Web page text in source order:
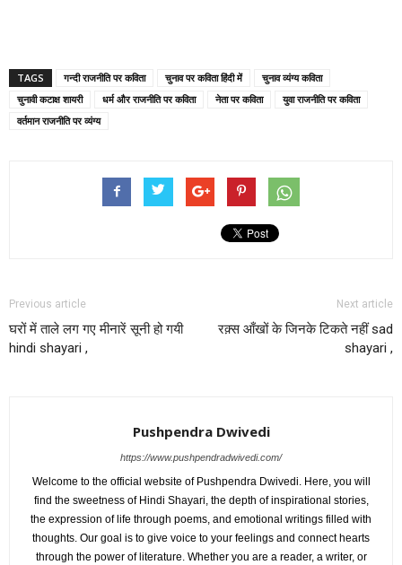
TAGS गन्दी राजनीति पर कविता चुनाव पर कविता हिंदी में
चुनाव व्यंग्य कविता
चुनावी कटाक्ष शायरी
धर्म और राजनीति पर कविता नेता पर कविता
युवा राजनीति पर कविता
वर्तमान राजनीति पर व्यंग्य
Previous article
घरों में ताले लग गए मीनारें सूनी हो गयी
hindi shayari ,
Next article
रक़्स आँखों के जिनके टिकते नहीं sad
shayari ,
Pushpendra Dwivedi
https://www.pushpendradwivedi.com/
Welcome to the official website of Pushpendra Dwivedi. Here, you will
find the sweetness of Hindi Shayari, the depth of inspirational stories,
the expression of life through poems, and emotional writings filled with
thoughts. Our goal is to give voice to your feelings and connect hearts
through the power of literature. Whether you are a reader, a writer, or